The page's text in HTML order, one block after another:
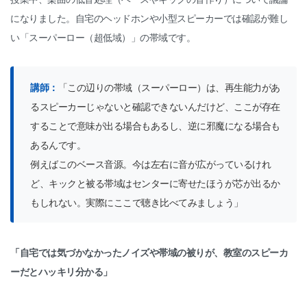
になりました。自宅のヘッドホンや小型スピーカーでは確認が難し
い「スーパーロー（超低域）」の帯域です。
講師：
「この辺りの帯域（スーパーロー）は、再生能力があ
るスピーカーじゃないと確認できないんだけど、ここが存在
することで意味が出る場合もあるし、逆に邪魔になる場合も
あるんです。
例えばこのベース音源。今は左右に音が広がっているけれ
ど、キックと被る帯域はセンターに寄せたほうが芯が出るか
もしれない。実際にここで聴き比べてみましょう」
「自宅では気づかなかったノイズや帯域の被りが、教室のスピーカ
ーだとハッキリ分かる」